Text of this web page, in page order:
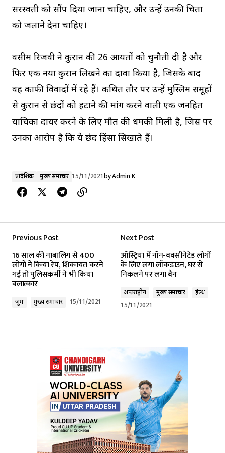
सरस्वती को सौंप दिया जाना चाहिए, और उन्हें उनकी चिता
को जलाने देना चाहिए।
वसीम रिजवी ने कुरान की 26 आयतों को चुनौती दी है और
फिर एक नया कुरान लिखने का दावा किया है, जिसके बाद
वह काफी विवादों में रहे हैं। कथित तौर पर उन्हें मुस्लिम समूहों
से कुरान से छंदों को हटाने की मांग करने वाली एक जनहित
याचिका दायर करने के लिए मौत की धमकी मिली है, जिस पर
उनका आरोप है कि ये छंद हिंसा सिखाते हैं।
प्रादेशिक मुख्य समाचार 15/11/2021byAdmin K
Previous Post
16 साल की नाबालिग से 400
लोगों ने किया रेप, शिकायत करने
गई तो पुलिसकर्मी ने भी किया
बलात्कार
जुर्म मुख्य समाचार 15/11/2021
Next Post
ऑस्ट्रिया में नॉन-वक्सीनेटेड लोगों
के लिए लगा लॉकडाउन, घर से
निकलने पर लगा बैन
अन्तर्राष्ट्रीय मुख्य समाचार
हेल्थ
15/11/2021